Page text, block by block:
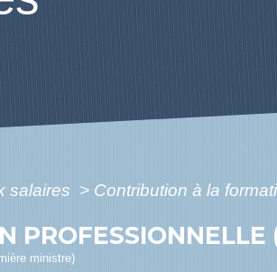
salaires > Contribution à la
PROFESSIONNELLE
ministre)